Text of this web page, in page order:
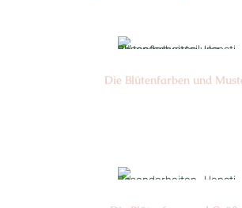
Die Blüten­farben und